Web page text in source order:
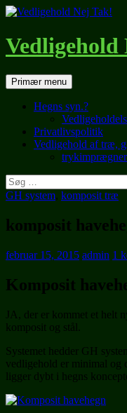
Hop
indhold
Vedligehold
SøgPrimær menu
Hegns syn.?
Privatlivspolitik
Vedligehold af træ,
Søg
efter:
GH system, komposit træ
komposit
februar 15, 2015 admin 1
Komposit have
JA, der er kommet et helt
komposit og stål.
Systemet hedder GH
vedligehold er minimal og
ligger dybt i hegns